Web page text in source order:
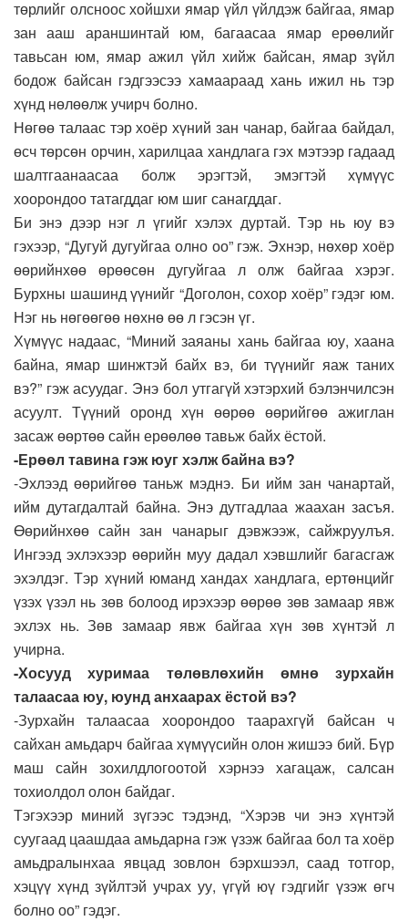
төрлийг олсноос хойшхи ямар үйл үйлдэж байгаа, ямар
зан ааш араншинтай юм, багаасаа ямар ерөөлийг
тавьсан юм, ямар ажил үйл хийж байсан, ямар зүйл
бодож байсан гэдгээсээ хамаараад хань ижил нь тэр
хүнд нөлөөлж учирч болно.
Нөгөө талаас тэр хоёр хүний зан чанар, байгаа байдал,
өсч төрсөн орчин, харилцаа хандлага гэх мэтээр гадаад
шалтгаанаасаа болж эрэгтэй, эмэгтэй хүмүүс
хоорондоо татагддаг юм шиг санагддаг.
Би энэ дээр нэг л үгийг хэлэх дуртай. Тэр нь юу вэ
гэхээр, “Дугуй дугуйгаа олно оо” гэж. Эхнэр, нөхөр хоёр
өөрийнхөө өрөөсөн дугуйгаа л олж байгаа хэрэг.
Бурхны шашинд үүнийг “Доголон, сохор хоёр” гэдэг юм.
Нэг нь нөгөөгөө нөхнө өө л гэсэн үг.
Хүмүүс надаас, “Миний заяаны хань байгаа юу, хаана
байна, ямар шинжтэй байх вэ, би түүнийг яаж таних
вэ?” гэж асуудаг. Энэ бол утгагүй хэтэрхий бэлэнчилсэн
асуулт. Түүний оронд хүн өөрөө өөрийгөө ажиглан
засаж өөртөө сайн ерөөлөө тавьж байх ёстой.
-Ерөөл тавина гэж юуг хэлж байна вэ?
-Эхлээд өөрийгөө таньж мэднэ. Би ийм зан чанартай,
ийм дутагдалтай байна. Энэ дутгадлаа жаахан засъя.
Өөрийнхөө сайн зан чанарыг дэвжээж, сайжруулъя.
Ингээд эхлэхээр өөрийн муу дадал хэвшлийг багасгаж
эхэлдэг. Тэр хүний юманд хандах хандлага, ертөнцийг
үзэх үзэл нь зөв болоод ирэхээр өөрөө зөв замаар явж
эхлэх нь. Зөв замаар явж байгаа хүн зөв хүнтэй л
учирна.
-Хосууд хуримаа төлөвлөхийн өмнө зурхайн
талаасаа юу, юунд анхаарах ёстой вэ?
-Зурхайн талаасаа хоорондоо таарахгүй байсан ч
сайхан амьдарч байгаа хүмүүсийн олон жишээ бий. Бүр
маш сайн зохилдлогоотой хэрнээ хагацаж, салсан
тохиолдол олон байдаг.
Тэгэхээр миний зүгээс тэдэнд, “Хэрэв чи энэ хүнтэй
суугаад цаашдаа амьдарна гэж үзэж байгаа бол та хоёр
амьдралынхаа явцад зовлон бэрхшээл, саад тотгор,
хэцүү хүнд зүйлтэй учрах уу, үгүй юү гэдгийг үзэж өгч
болно оо” гэдэг.